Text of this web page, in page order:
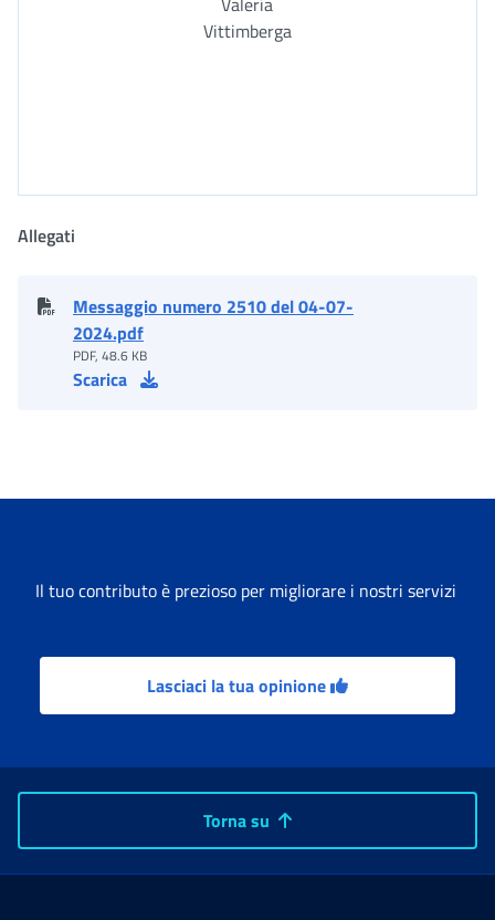
Vittimberga
Allegati
Messaggio numero 2510 del 04-07-
2024.pdf
PDF, 48.6 KB
Scarica
Il tuo contributo è prezioso per migliorare i nostri servizi
Lasciaci la tua opinione
Torna su